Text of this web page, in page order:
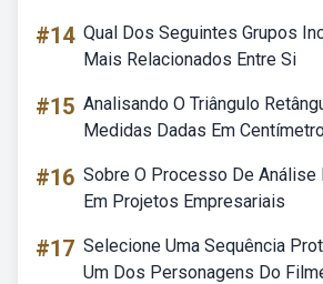
#14 Qual Dos Seguintes Grupos
Mais Relacionados Entre Si
#15 Analisando O Triângulo
Medidas Dadas Em
#16 Sobre O Processo De
Em Projetos Empresariais
#17 Selecione Uma Sequência
Um Dos Personagens Do